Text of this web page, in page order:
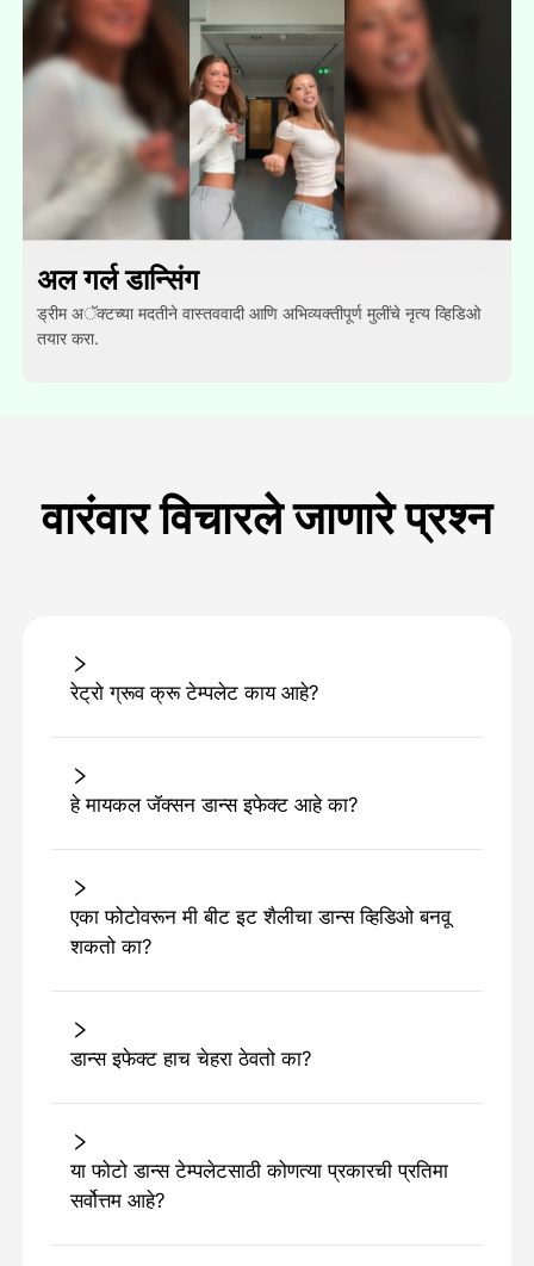
अल गर्ल डान्सिंग
ड्रीम अॅक्टच्या मदतीने वास्तववादी आणि अभिव्यक्तीपूर्ण मुलींचे नृत्य व्हिडिओ
तयार करा.
वारंवार विचारले जाणारे प्रश्न
रेट्रो ग्रूव क्रू टेम्पलेट काय आहे?
हे मायकल जॅक्सन डान्स इफेक्ट आहे का?
एका फोटोवरून मी बीट इट शैलीचा डान्स व्हिडिओ बनवू
शकतो का?
डान्स इफेक्ट हाच चेहरा ठेवतो का?
या फोटो डान्स टेम्पलेटसाठी कोणत्या प्रकारची प्रतिमा
सर्वोत्तम आहे?